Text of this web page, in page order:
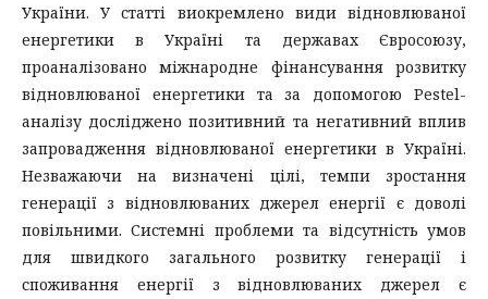
України. У статті виокремлено види відновлюваної
енергетики в Україні та державах Євросоюзу,
проаналізовано міжнародне фінансування розвитку
відновлюваної енергетики та за допомогою Pestel-
аналізу досліджено позитивний та негативний вплив
запровадження відновлюваної енергетики в Україні.
Незважаючи на визначені цілі, темпи зростання
генерації з відновлюваних джерел енергії є доволі
повільними. Системні проблеми та відсутність умов
для швидкого загального розвитку генерації і
споживання енергії з відновлюваних джерел є